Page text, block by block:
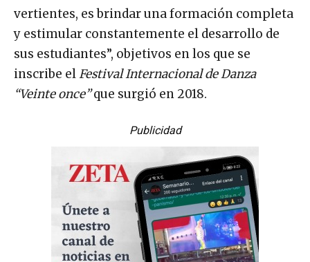
vertientes, es brindar una formación completa
y estimular constantemente el desarrollo de
sus estudiantes”, objetivos en los que se
inscribe elFestival Internacional de Danza
“Veinte once”que surgió en 2018.
Publicidad